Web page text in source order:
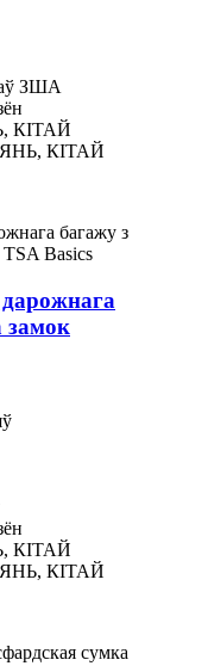
ЗША
КІТАЙ
КІТАЙ
замок
КІТАЙ
КІТАЙ